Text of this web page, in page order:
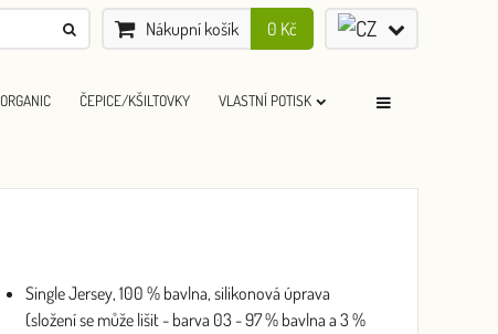
Nákupní košík 0 Kč
ORGANIC ČEPICE/KŠILTOVKY VLASTNÍ POTISK
Single Jersey, 100 % bavlna, silikonová úprava
(složení se může lišit - barva 03 - 97 % bavlna a 3 %